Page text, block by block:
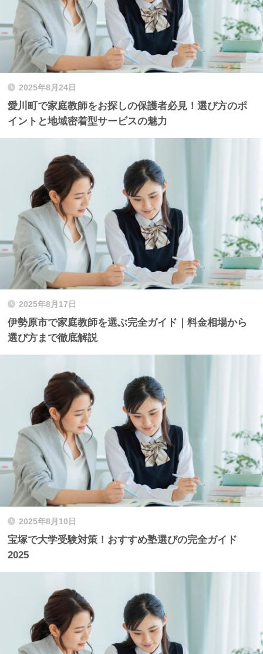
2025年8月24日
愛川町で家庭教師をお探しの保護者必見！選び方のポ
イントと地域密着型サービスの魅力
2025年8月17日
伊勢原市で家庭教師を選ぶ完全ガイド｜料金相場から
選び方まで徹底解説
2025年8月10日
宝塚で大学受験対策！おすすめ塾選びの完全ガイド
2025